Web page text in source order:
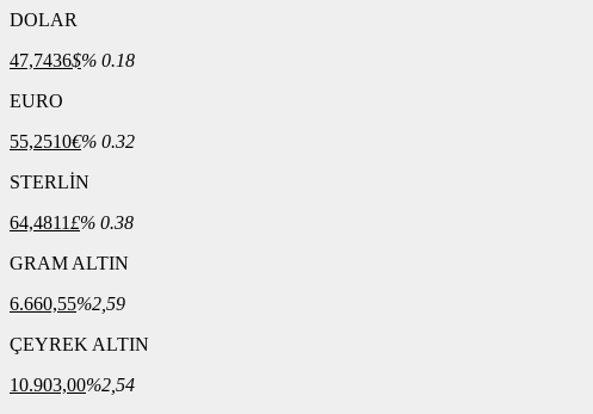
DOLAR
47,7436$% 0.18
EURO
55,2510€% 0.32
STERLİN
64,4811£% 0.38
GRAM ALTIN
6.660,55%2,59
ÇEYREK ALTIN
10.903,00%2,54